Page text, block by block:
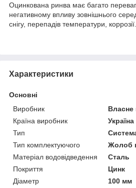
Оцинкована ринва має багато
негативному впливу зовнішнього
снігу, перепадів температури, коррозії.
Характеристики
Основні
Виробник
Власне
Країна виробник
Україна
Тип
Тип комплектуючого
Жолоб
Матеріал водовідведення
Сталь
Покриття
Цинк
Діаметр
100 мм